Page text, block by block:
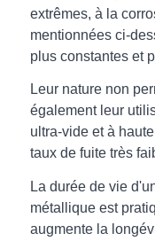
extrêmes, à la
mentionnées ci-
plus constantes et
Leur nature non
également leur
ultra-vide et à
taux de fuite très
La durée de vie
métallique est
augmente la